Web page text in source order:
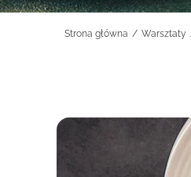
Strona główna Warsztaty